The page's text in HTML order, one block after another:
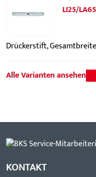
LI25/LA65
Drückerstift,
Alle Varianten ansehen
KONTAKT